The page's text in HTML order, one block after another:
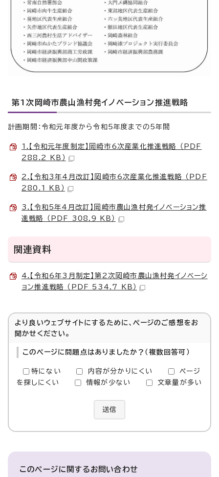
第1次岡崎市農山漁村発イノベーション推進戦略
計画期間：令和元年度から令和5年度までの5年間
1.【令和元年度制定】岡崎市6次産業化推進戦略 （PDF
288.2 KB）
2.【令和3年4月改訂】岡崎市6次産業化推進戦略 （PDF
280.1 KB）
3.【令和5年4月改訂】岡崎市農山漁村発イノベーション推
進戦略 （PDF 308.9 KB）
関連資料
4.【令和6年3月制定】第2次岡崎市農山漁村発イノベーシ
ョン推進戦略 （PDF 534.7 KB）
より良いウェブサイトにするために、ページのご感想をお
聞かせください。
このページに問題点はありましたか？（複数回答可）
特にない 内容が分かりにくい
ページ
を探しにくい
情報が少ない 文章量が多い
送信
このページに関するお問い合わせ